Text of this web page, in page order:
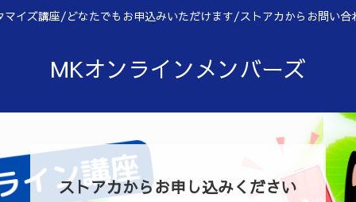
マイズ講座/どなたでもお申込みいただけます/ストアカからお問い合
MKオンラインメンバーズ
ストアカからお申し込みください